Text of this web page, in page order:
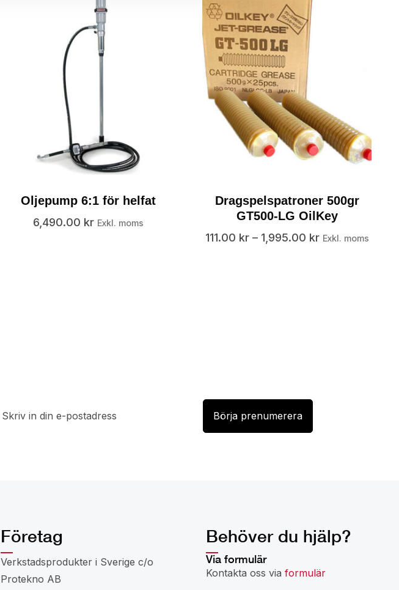
Oljepump 6:1 för helfat
6,490.00 kr Exkl. moms
Dragspelspatroner 500gr
GT500-LG OilKey
111.00 kr– 1,995.00 kr Exkl. moms
Företag
Verkstadsprodukter i Sverige c/o
Protekno AB
Behöver du hjälp?
Via formulär
Kontakta oss via formulär